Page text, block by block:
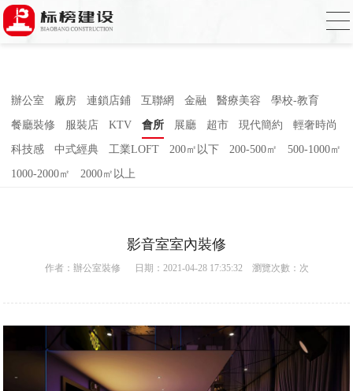
合欢视频下载,合欢视频污污污,合欢视频
APP下载汅,合欢视频免费在线观看
辦公室 廠房 連鎖店鋪 互聯網 金融 醫療美容 學校-教育
餐廳裝修 服裝店 KTV 會所 展廳 超市 現代簡約 輕奢時尚
科技感 中式經典 工業LOFT 200㎡以下 200-500㎡ 500-1000㎡
1000-2000㎡ 2000㎡以上
影音室室內裝修
作者： 辦公室裝修 日期：2021-04-28 17:35:32 瀏覽次數： 次